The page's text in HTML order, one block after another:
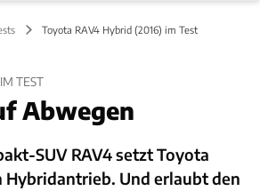
Toyota RAV4 Hybrid (2016) im Test
TEST
Abwegen
SUV RAV4 setzt Toyota
Und erlaubt den